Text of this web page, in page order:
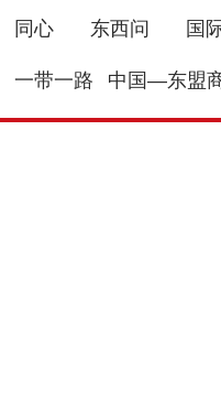
同心 东西问 国
一带一路 中国—东盟